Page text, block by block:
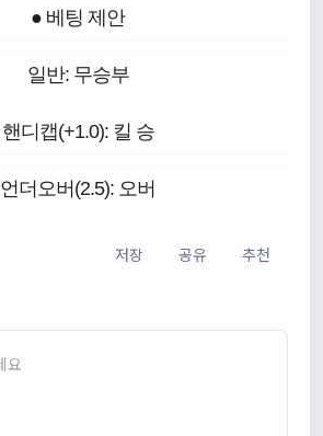
● 베팅 제안
일반: 무승부
핸디캡(+1.0): 킬 승
언더오버(2.5): 오버
저장 공유 추천